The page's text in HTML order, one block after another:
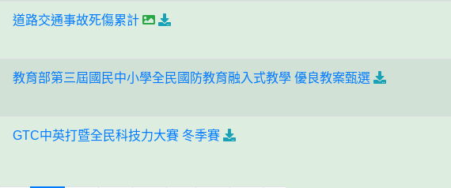
道路交通事故死傷累計
教育部第三屆國民中小學全民國防教育融入式教學 優良教案甄選
GTC中英打暨全民科技力大賽 冬季賽